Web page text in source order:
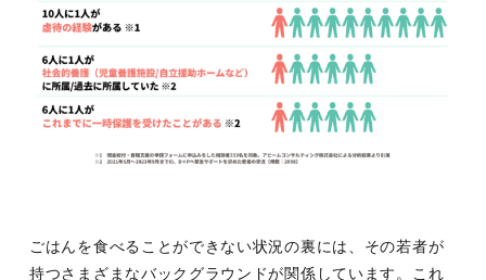
ごはんを食べることができない状況の裏には、その若者が
持つさまざまなバックグラウンドが関係しています。これ